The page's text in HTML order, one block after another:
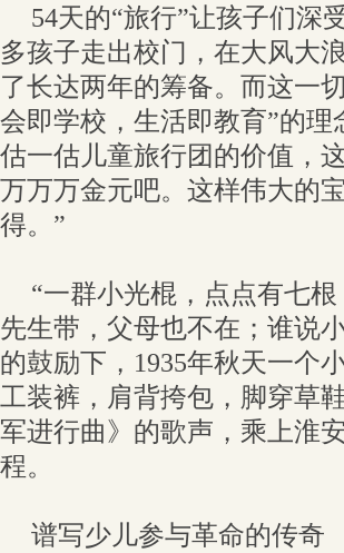
54天的“旅行”让孩子们深
多孩子走出校门，在大风大
了长达两年的筹备。而这一
会即学校，生活即教育”的
估一估儿童旅行团的价值，
万万万金元吧。这样伟大的
得。”
“一群小光棍，点点有七
先生带，父母也不在；谁说
的鼓励下，1935年秋天一个
工装裤，肩背挎包，脚穿草
军进行曲》的歌声，乘上淮
程。
谱写少儿参与革命的传奇